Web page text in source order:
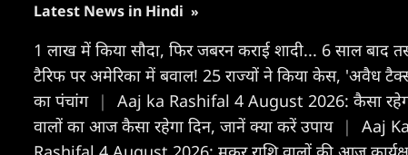
Latest News in Hindi »
1 लाख में किया सौदा, फिर जबरन कराई शादी... 6 साल बाद
टैरिफ पर अमेरिका में बवाल! 25 राज्यों ने किया केस, 'अवैध
का पंचांग | Aaj ka Rashifal 4 August 2026: कैसा
वालों का आज कैसा रहेगा दिन, जानें क्या करें उपाय | Aaj